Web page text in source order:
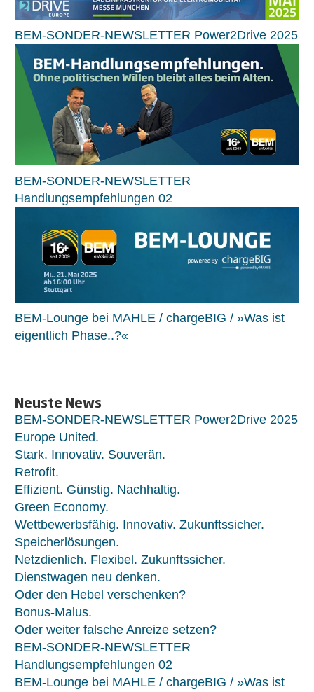
BEM-SONDER-NEWSLETTER Power2Drive 2025
BEM-SONDER-NEWSLETTER
Handlungsempfehlungen 02
BEM-Lounge bei MAHLE / chargeBIG / »Was ist
eigentlich Phase..?«
Neuste News
BEM-SONDER-NEWSLETTER Power2Drive 2025
Europe United.
Stark. Innovativ. Souverän.
Retrofit.
Effizient. Günstig. Nachhaltig.
Green Economy.
Wettbewerbsfähig. Innovativ. Zukunftssicher.
Speicherlösungen.
Netzdienlich. Flexibel. Zukunftssicher.
Dienstwagen neu denken.
Oder den Hebel verschenken?
Bonus-Malus.
Oder weiter falsche Anreize setzen?
BEM-SONDER-NEWSLETTER
Handlungsempfehlungen 02
BEM-Lounge bei MAHLE / chargeBIG / »Was ist